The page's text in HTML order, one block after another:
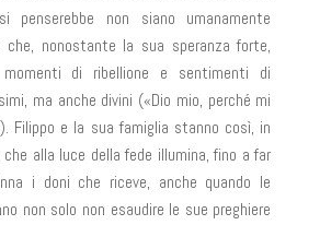
penserebbe non siano umanamente
che, nonostante la sua speranza forte,
momenti di ribellione e sentimenti di
ma anche divini («Dio mio, perché mi
Filippo e la sua famiglia stanno così, in
che alla luce della fede illumina, fino a far
i doni che riceve, anche quando le
non solo non esaudire le sue preghiere